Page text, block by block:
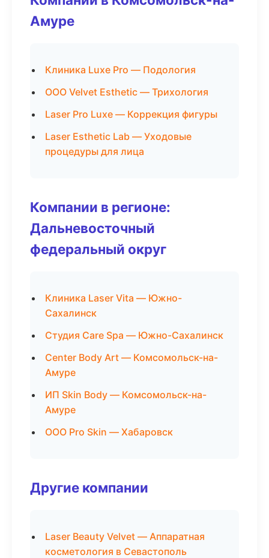
Амуре
Клиника Luxe Pro — Подология
ООО Velvet Esthetic — Трихология
Laser Pro Luxe — Коррекция фигуры
Laser Esthetic Lab — Уходовые
процедуры для лица
Компании в регионе:
Дальневосточный
федеральный округ
Клиника Laser Vita — Южно-
Сахалинск
Студия Care Spa — Южно-Сахалинск
Center Body Art — Комсомольск-на-
Амуре
ИП Skin Body — Комсомольск-на-
Амуре
ООО Pro Skin — Хабаровск
Другие компании
Laser Beauty Velvet — Аппаратная
косметология в Севастополь